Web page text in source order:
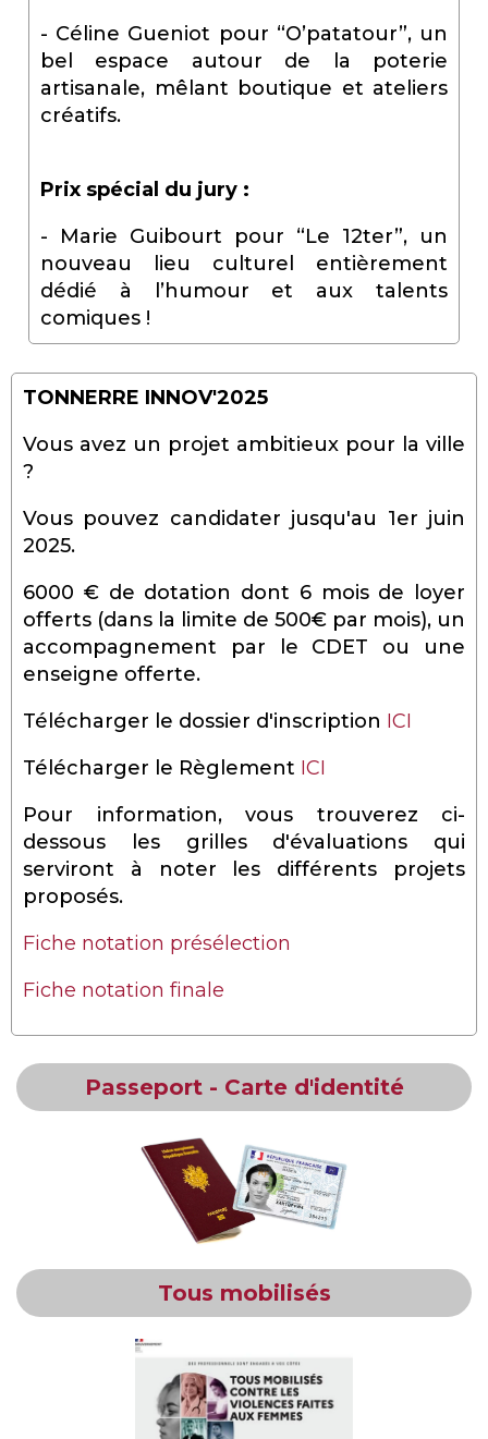
- Céline Gueniot pour “O’patatour”, un
bel espace autour de la poterie
artisanale, mêlant boutique et ateliers
créatifs.
Prix spécial du jury :
- Marie Guibourt pour “Le 12ter”, un
nouveau lieu culturel entièrement
dédié à l’humour et aux talents
comiques !
TONNERRE INNOV'2025
Vous avez un projet ambitieux pour la ville
?
Vous pouvez candidater jusqu'au 1er juin
2025.
6000 € de dotation dont 6 mois de loyer
offerts (dans la limite de 500€ par mois), un
accompagnement par le CDET ou une
enseigne offerte.
Télécharger le dossier d'inscription ICI
Télécharger le Règlement ICI
Pour information, vous trouverez ci-
dessous les grilles d'évaluations qui
serviront à noter les différents projets
proposés.
Fiche notation présélection
Fiche notation finale
Passeport - Carte d'identité
Tous mobilisés